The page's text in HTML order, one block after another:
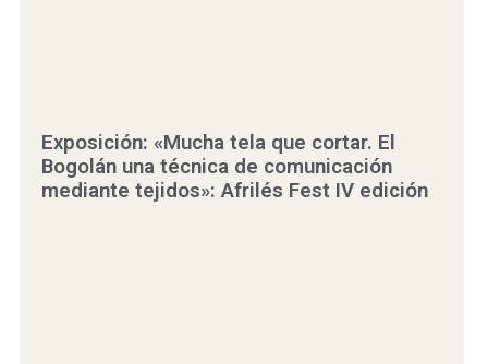
Exposición: «Mucha tela que cortar. El
Bogolán una técnica de comunicación
mediante tejidos»: Afrilés Fest IV edición